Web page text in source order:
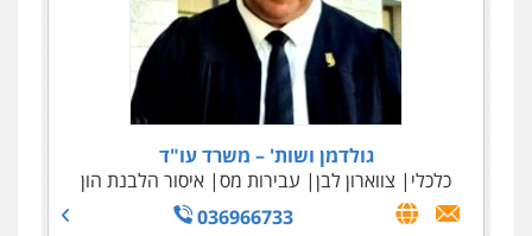
גולדמן ושות' – משרד עו"ד
כלכלי
צווארון לבן עבירות מס איסור הלבנת הון
036966733